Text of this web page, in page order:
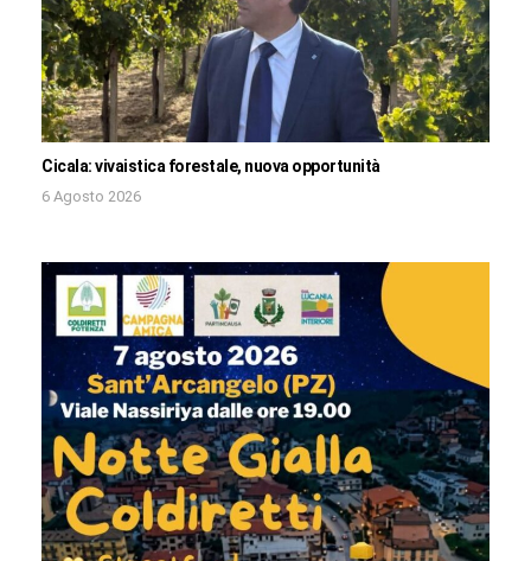
Cicala: vivaistica forestale, nuova opportunità
6 Agosto 2026